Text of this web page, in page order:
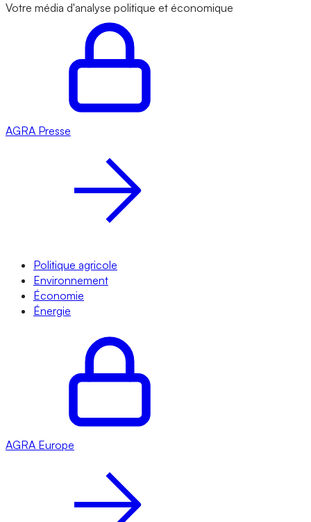
Votre média d'analyse politique et économique
AGRA Presse
Politique agricole
Environnement
Économie
Énergie
AGRA Europe